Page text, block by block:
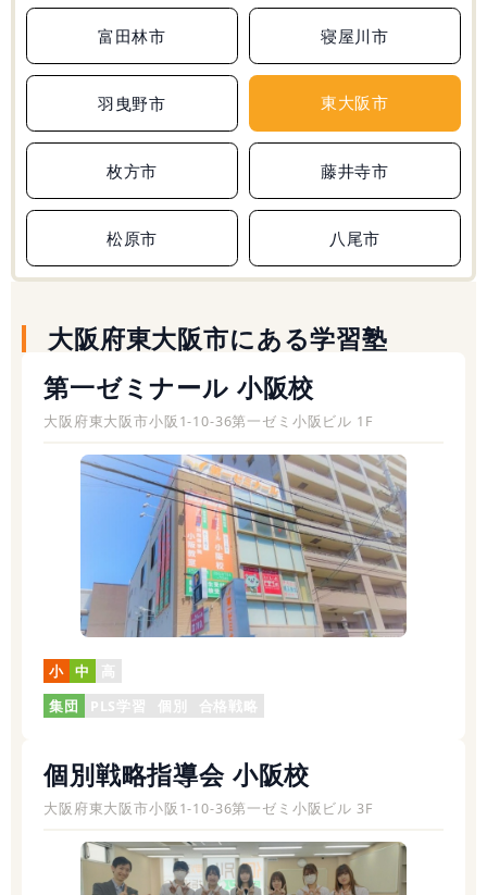
富田林市 寝屋川市
羽曳野市 東大阪市
枚方市 藤井寺市
松原市 八尾市
大阪府東大阪市にある学習塾
第一ゼミナール 小阪校
大阪府東大阪市小阪1-10-36第一ゼミ小阪ビル 1F
小 中
高
集団
PLS学習 個別 合格戦略
個別戦略指導会 小阪校
大阪府東大阪市小阪1-10-36第一ゼミ小阪ビル 3F